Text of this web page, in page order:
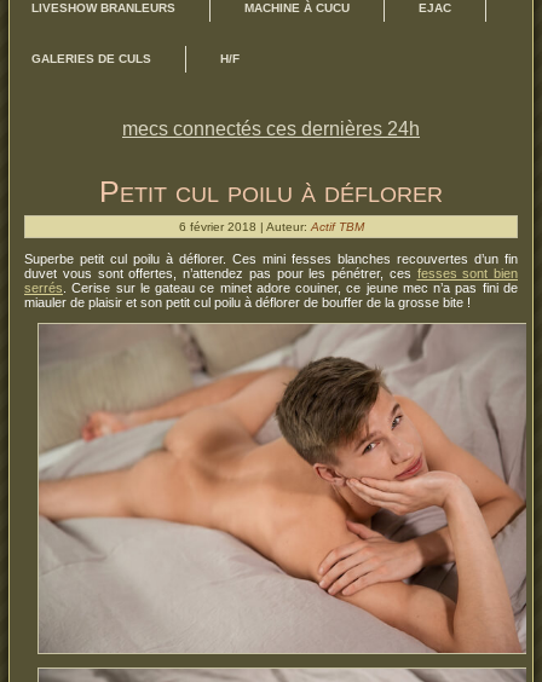
LIVESHOW BRANLEURS MACHINE À CUCU EJAC
GALERIES DE CULS H/F
mecs connectés ces dernières 24h
Petit cul poilu à déflorer
6 février 2018 | Auteur: Actif TBM
Superbe petit cul poilu à déflorer. Ces mini fesses blanches recouvertes d’un fin
duvet vous sont offertes, n’attendez pas pour les pénétrer, ces fesses sont bien
serrés . Cerise sur le gateau ce minet adore couiner, ce jeune mec n’a pas fini de
miauler de plaisir et son petit cul poilu à déflorer de bouffer de la grosse bite !